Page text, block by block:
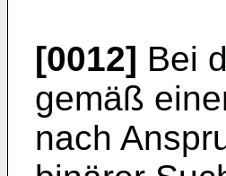
[0012] Bei
gemäß
nach